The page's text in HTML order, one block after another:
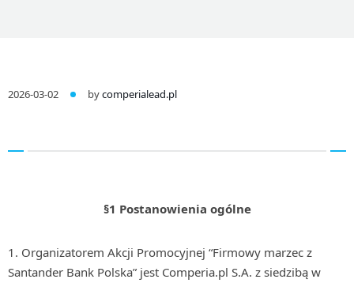
2026-03-02 bycomperialead.pl
§1 Postanowienia ogólne
Organizatorem Akcji Promocyjnej “Firmowy marzec z
Santander Bank Polska” jest Comperia.pl S.A. z siedzibą w